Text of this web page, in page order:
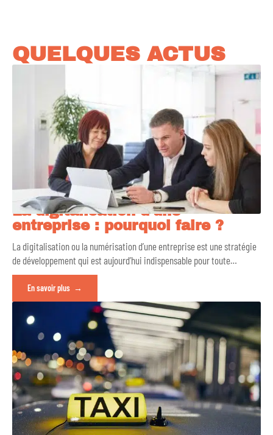
QUELQUES ACTUS
La digitalisation d’une
entreprise : pourquoi faire ?
La digitalisation ou la numérisation d’une entreprise est une stratégie
de développement qui est aujourd’hui indispensable pour toute…
En savoir plus